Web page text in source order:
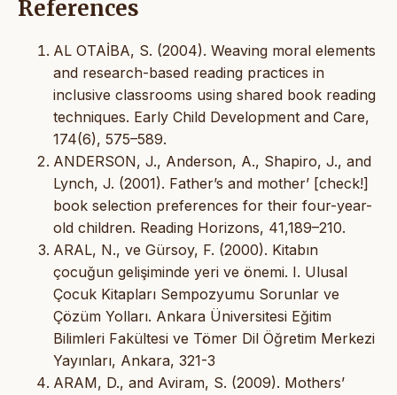
References
AL OTAİBA, S. (2004). Weaving moral elements
and research-based reading practices in
inclusive classrooms using shared book reading
techniques. Early Child Development and Care,
174(6), 575–589.
ANDERSON, J., Anderson, A., Shapiro, J., and
Lynch, J. (2001). Father’s and mother’ [check!]
book selection preferences for their four-year-
old children. Reading Horizons, 41,189–210.
ARAL, N., ve Gürsoy, F. (2000). Kitabın
çocuğun gelişiminde yeri ve önemi. I. Ulusal
Çocuk Kitapları Sempozyumu Sorunlar ve
Çözüm Yolları. Ankara Üniversitesi Eğitim
Bilimleri Fakültesi ve Tömer Dil Öğretim Merkezi
Yayınları, Ankara, 321-3
ARAM, D., and Aviram, S. (2009). Mothers’